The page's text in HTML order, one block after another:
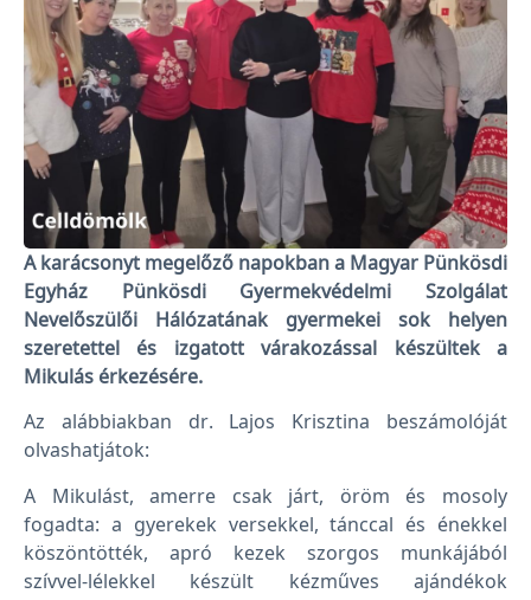
A karácsonyt megelőző napokban a Magyar Pünkösdi
Egyház Pünkösdi Gyermekvédelmi Szolgálat
Nevelőszülői Hálózatának gyermekei sok helyen
szeretettel és izgatott várakozással készültek a
Mikulás érkezésére.
Az alábbiakban dr. Lajos Krisztina beszámolóját
olvashatjátok:
A Mikulást, amerre csak járt, öröm és mosoly
fogadta: a gyerekek versekkel, tánccal és énekkel
köszöntötték, apró kezek szorgos munkájából
szívvel-lélekkel készült kézműves ajándékok